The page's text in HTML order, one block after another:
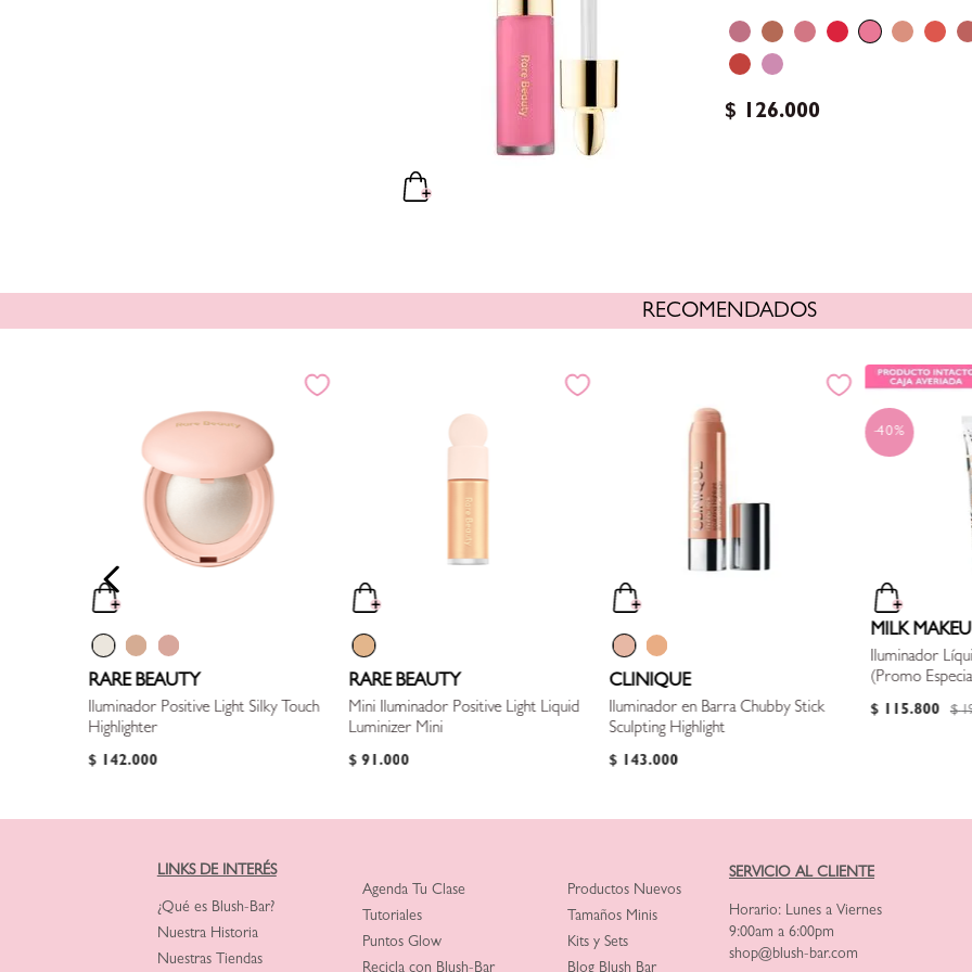
$ 126.000
RECOMENDADOS
RARE BEAUTY
Iluminador Positive Light Silky Touch
Highlighter
$ 142.000
RARE BEAUTY
Mini Iluminador Positive Light Liquid
Luminizer Mini
$ 91 .000
CLINIQUE
Iluminador en Barra Chubby Stick
Sculpting Highlight
$ 143.000
40%
MILK
Iluminador
(Promo
$ 115.800 $
LINKS DE INTERÉS
¿Qué es Blush-Bar?
Nuestra Historia
Nuestras Tiendas
Agenda Tu Clase
Tutoriales
Puntos Glow
Recicla con Blush-Bar
Productos Nuevos
Tamaños Minis
Kits y Sets
Blog Blush Bar
SERVICIO AL CLIENTE
Horario: Lunes a Viernes
9:00am a 6:00pm
shop@blush-bar.com